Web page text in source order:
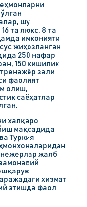
шу
та люкс, 8 та
имконияти
жиҳозланган
250 нафар
150 кишилик
зали
фаолият
олиш,
саёҳатлар
халқаро
мақсадида
Туркия
жалб
хизмат
этишда фаол